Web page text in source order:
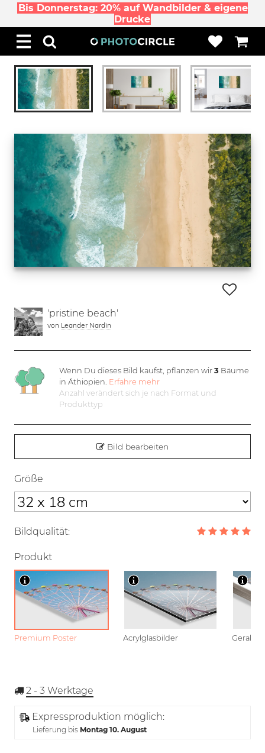
Bis Donnerstag: 20% auf Wandbilder & eigene
Drucke
'pristine beach'
von Leander Nardin
Wenn Du dieses Bild kaufst, pflanzen wir3 Bäume
in Äthiopien. Erfahre mehr
Anzahl verändert sich je nach Format und
Produkttyp
Bild bearbeiten
Größe
Bildqualität:
Produkt
Premium Poster Acrylglasbilder
2 - 3 Werktage
Expressproduktion möglich:
Lieferung bis Montag 10. August